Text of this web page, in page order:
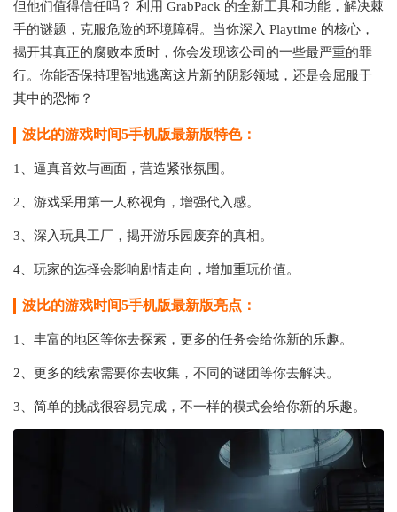
但他们值得信任吗？ 利用 GrabPack 的全新工具和功能，解决棘
手的谜题，克服危险的环境障碍。当你深入 Playtime 的核心，
揭开其真正的腐败本质时，你会发现该公司的一些最严重的罪
行。你能否保持理智地逃离这片新的阴影领域，还是会屈服于
其中的恐怖？
波比的游戏时间5手机版最新版特色：
1、逼真音效与画面，营造紧张氛围。
2、游戏采用第一人称视角，增强代入感。
3、深入玩具工厂，揭开游乐园废弃的真相。
4、玩家的选择会影响剧情走向，增加重玩价值。
波比的游戏时间5手机版最新版亮点：
1、丰富的地区等你去探索，更多的任务会给你新的乐趣。
2、更多的线索需要你去收集，不同的谜团等你去解决。
3、简单的挑战很容易完成，不一样的模式会给你新的乐趣。